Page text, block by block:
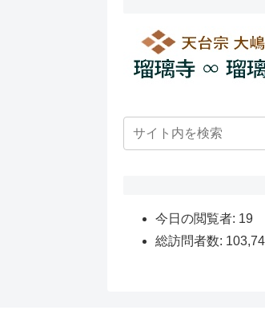
今日の閲覧者: 19
総訪問者数: